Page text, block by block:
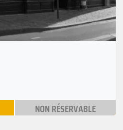
NON RÉSERVABLE